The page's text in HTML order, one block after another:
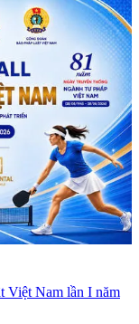
Việt Nam lần I năm